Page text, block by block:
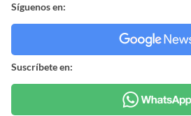
Síguenos en:
Suscríbete en: